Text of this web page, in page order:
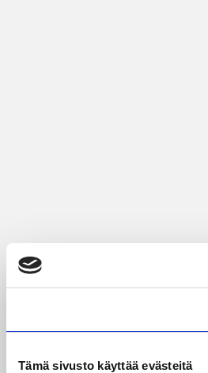
Tämä sivusto käyttää evästeitä